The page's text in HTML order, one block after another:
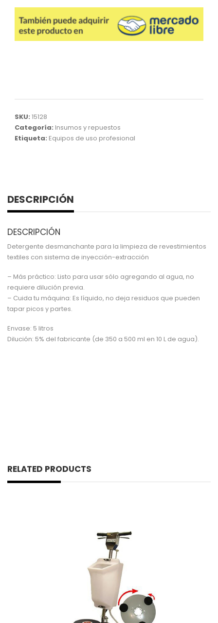
SKU: 15128
Categoría: Insumos y repuestos
Etiqueta: Equipos de uso profesional
DESCRIPCIÓN
DESCRIPCIÓN
Detergente desmanchante para la limpieza de revestimientos
textiles con sistema de inyección-extracción
– Más práctico: Listo para usar sólo agregando al agua, no
requiere dilución previa.
– Cuida tu máquina: Es líquido, no deja residuos que pueden
tapar picos y partes.
Envase: 5 litros
Dilución: 5% del fabricante (de 350 a 500 ml en 10 L de agua).
RELATED PRODUCTS